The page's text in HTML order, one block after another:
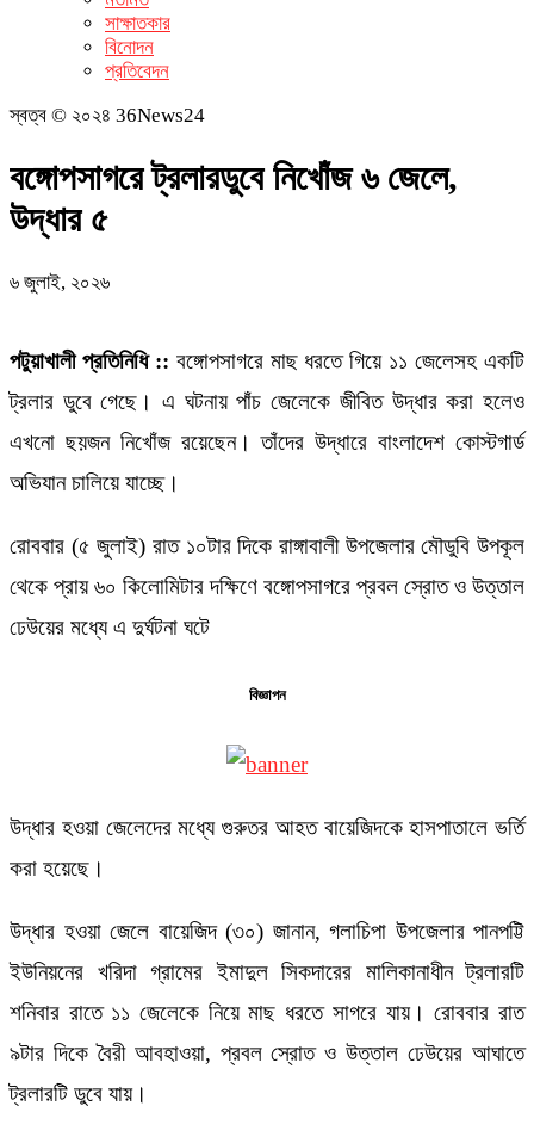
সাক্ষাতকার
বিনোদন
প্রতিবেদন
স্বত্ব © ২০২৪ 36News24
বঙ্গোপসাগরে ট্রলারডুবে নিখোঁজ ৬ জেলে,
উদ্ধার ৫
৬ জুলাই, ২০২৬
পটুয়াখালী প্রতিনিধি :: বঙ্গোপসাগরে মাছ ধরতে গিয়ে ১১ জেলেসহ একটি
ট্রলার ডুবে গেছে। এ ঘটনায় পাঁচ জেলেকে জীবিত উদ্ধার করা হলেও
এখনো ছয়জন নিখোঁজ রয়েছেন। তাঁদের উদ্ধারে বাংলাদেশ কোস্টগার্ড
অভিযান চালিয়ে যাচ্ছে।
রোববার (৫ জুলাই) রাত ১০টার দিকে রাঙ্গাবালী উপজেলার মৌডুবি উপকূল
থেকে প্রায় ৬০ কিলোমিটার দক্ষিণে বঙ্গোপসাগরে প্রবল স্রোত ও উত্তাল
ঢেউয়ের মধ্যে এ দুর্ঘটনা ঘটে
বিজ্ঞাপন
উদ্ধার হওয়া জেলেদের মধ্যে গুরুতর আহত বায়েজিদকে হাসপাতালে ভর্তি
করা হয়েছে।
উদ্ধার হওয়া জেলে বায়েজিদ (৩০) জানান, গলাচিপা উপজেলার পানপট্টি
ইউনিয়নের খরিদা গ্রামের ইমাদুল সিকদারের মালিকানাধীন ট্রলারটি
শনিবার রাতে ১১ জেলেকে নিয়ে মাছ ধরতে সাগরে যায়। রোববার রাত
৯টার দিকে বৈরী আবহাওয়া, প্রবল স্রোত ও উত্তাল ঢেউয়ের আঘাতে
ট্রলারটি ডুবে যায়।